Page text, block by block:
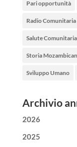
Pari opportunità
Radio Comunitaria
Salute Comunitaria
Storia
Sviluppo Umano
Archivio
2026
2025